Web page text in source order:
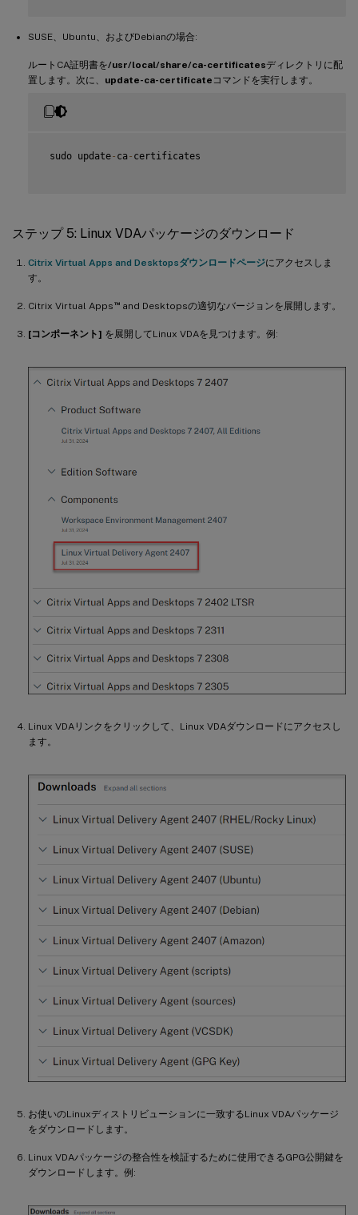
SUSE、Ubuntu、およびDebianの場合:
ルートCA証明書を/usr/local/share/ca-certificatesディレクトリに配
置します。次に、 update-ca-certificate コマンドを実行します。
sudo update- ca- certificates
ステップ 5: Linux VDAパッケージのダウンロード
Citrix Virtual Apps and Desktopsダウンロードページにアクセスしま
す。
Citrix Virtual Apps ™and Desktopsの適切なバージョンを展開します。
[コンポーネント] を展開してLinux VDAを見つけます。例:
Linux VDAリンクをクリックして、Linux VDAダウンロードにアクセスし
ます。
お使いのLinuxディストリビューションに一致するLinux VDAパッケージ
をダウンロードします。
Linux VDAパッケージの整合性を検証するために使用できるGPG公開鍵を
ダウンロードします。例: